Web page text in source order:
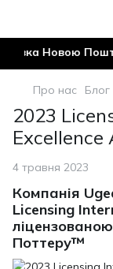
Новою
Про нас Блог
2023
Excellence
4 травня 2023
Компанія
Licensing
ліцензованою
Поттеру™